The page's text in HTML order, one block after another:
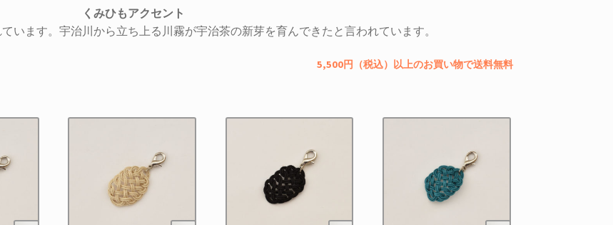
くみひもアクセント
います。宇治川から立ち上る川霧が宇治茶の新芽を育んできたと言われています。
5,500円（税込）以上のお買い物で送料無料